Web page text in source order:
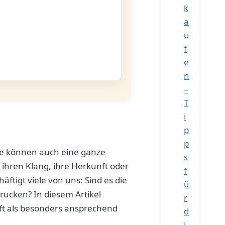
können ‍auch ​eine ganze
ihren Klang, ihre Herkunft oder
viele von uns: Sind ⁤es ​die
In diesem Artikel
als besonders ansprechend⁤
k
a
u
f
e
n
–
T
i
p
p
s
f
ü
r
d